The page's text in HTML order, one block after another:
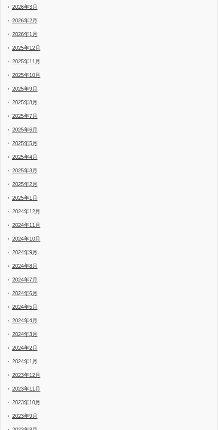
2026年3月
2026年2月
2026年1月
2025年12月
2025年11月
2025年10月
2025年9月
2025年8月
2025年7月
2025年6月
2025年5月
2025年4月
2025年3月
2025年2月
2025年1月
2024年12月
2024年11月
2024年10月
2024年9月
2024年8月
2024年7月
2024年6月
2024年5月
2024年4月
2024年3月
2024年2月
2024年1月
2023年12月
2023年11月
2023年10月
2023年9月